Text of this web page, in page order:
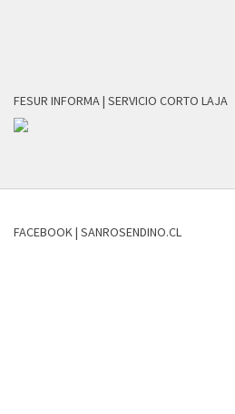
FESUR INFORMA | SERVICIO CORTO LAJA
FACEBOOK | SANROSENDINO.CL